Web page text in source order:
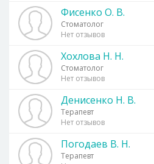
Фисенко О. В.
Стоматолог
Нет отзывов
Хохлова Н. Н.
Стоматолог
Нет отзывов
Денисенко Н. В.
Терапевт
Нет отзывов
Погодаев В. Н.
Терапевт